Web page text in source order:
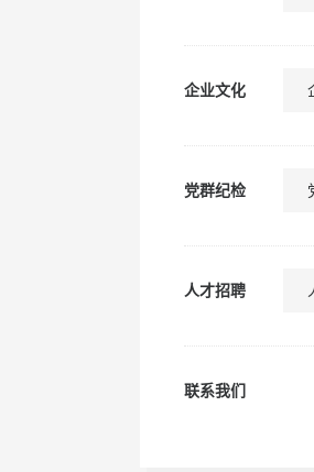
企业文化
党群纪检
人才招聘
联系我们